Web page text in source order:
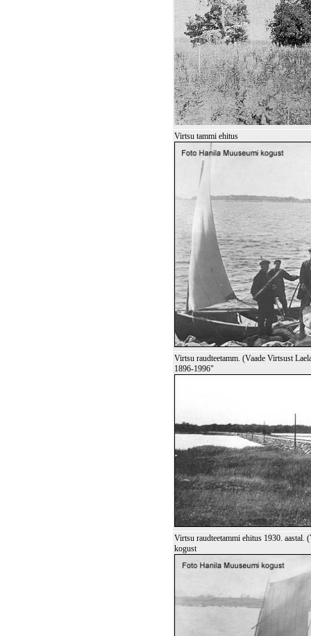
Virtsu tammi ehitus
Virtsu raudteetamm. (Vaade Virtsust
1896-1996"
Virtsu raudteetammi ehitus 1930.
kogust